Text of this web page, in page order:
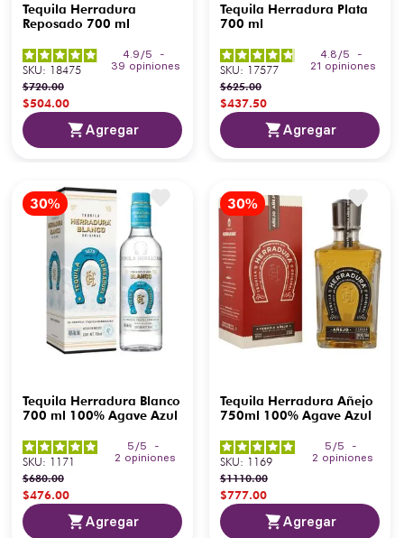
Tequila Herradura
Reposado 700 ml
4.9/5
-
39 opiniones
SKU: 18475
$720.00
$504.00
Agregar
Tequila Herradura Plata
700 ml
4.8/5
-
21 opiniones
SKU: 17577
$625.00
$437.50
Agregar
Tequila Herradura Blanco
700 ml 100% Agave Azul
5/5
-
2 opiniones
SKU: 1171
$680.00
$476.00
Agregar
Tequila Herradura Añejo
750ml 100% Agave Azul
5/5
-
2 opiniones
SKU: 1169
$1110.00
$777.00
Agregar